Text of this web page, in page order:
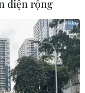
COVID-19
#Pfizer/BioNTech
diện rộng